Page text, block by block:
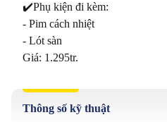
✔️Phụ kiện đi kèm:
- Pim cách nhiệt
- Lót sàn
Giá: 1.295tr.
Thông số kỹ thuật